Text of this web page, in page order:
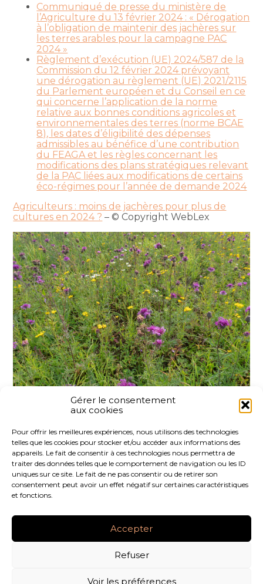
Gérer le consentement
aux cookies
Pour offrir les meilleures expériences, nous utilisons des technologies
telles que les cookies pour stocker et/ou accéder aux informations des
appareils. Le fait de consentir à ces technologies nous permettra de
traiter des données telles que le comportement de navigation ou les ID
uniques sur ce site. Le fait de ne pas consentir ou de retirer son
consentement peut avoir un effet négatif sur certaines caractéristiques
et fonctions.
Accepter
Refuser
Voir les préférences
Communiqué de presse du ministère de
l’Agriculture du 13 février 2024 : « Dérogation
à l’obligation de maintenir des jachères sur
les terres arables pour la campagne PAC
2024 »
Règlement d’exécution (UE) 2024/587 de la
Commission du 12 février 2024 prévoyant
une dérogation au règlement (UE) 2021/2115
du Parlement européen et du Conseil en ce
qui concerne l’application de la norme
relative aux bonnes conditions agricoles et
environnementales des terres (norme BCAE
8), les dates d’éligibilité des dépenses
admissibles au bénéfice d’une contribution
du FEAGA et les règles concernant les
modifications des plans stratégiques relevant
de la PAC liées aux modifications de certains
éco-régimes pour l’année de demande 2024
Agriculteurs : moins de jachères pour plus de
cultures en 2024 ? – © Copyright WebLex
FaceBook
TwitterLinkedIn
Footer
LE CABINET NOS SERVICES
NOS OUTILS
RECRUTEMENT